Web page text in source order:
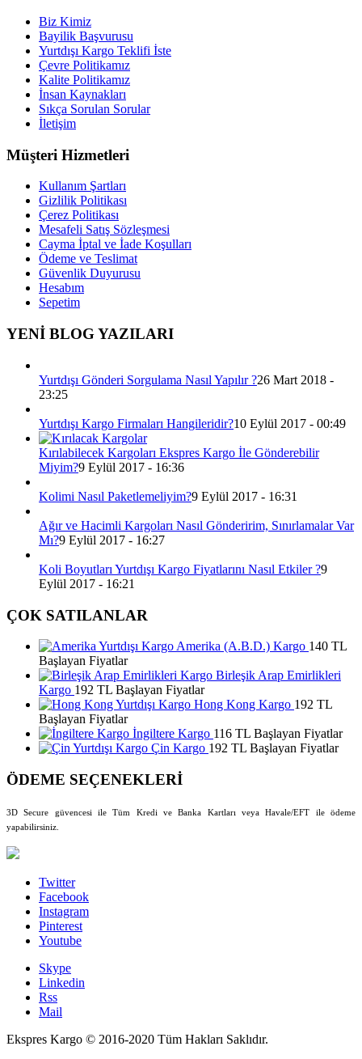
Biz Kimiz
Bayilik Başvurusu
Yurtdışı Kargo Teklifi İste
Çevre Politikamız
Kalite Politikamız
İnsan Kaynakları
Sıkça Sorulan Sorular
İletişim
Müşteri Hizmetleri
Kullanım Şartları
Gizlilik Politikası
Çerez Politikası
Mesafeli Satış Sözleşmesi
Cayma İptal ve İade Koşulları
Ödeme ve Teslimat
Güvenlik Duyurusu
Hesabım
Sepetim
YENİ BLOG YAZILARI
Yurtdışı Gönderi Sorgulama Nasıl Yapılır ?26 Mart 2018 -
23:25
Yurtdışı Kargo Firmaları Hangileridir?10 Eylül 2017 - 00:49
Kırılabilecek Kargoları Ekspres Kargo İle Gönderebilir
Miyim?9 Eylül 2017 - 16:36
Kolimi Nasıl Paketlemeliyim?9 Eylül 2017 - 16:31
Ağır ve Hacimli Kargoları Nasıl Gönderirim, Sınırlamalar Var
Mı?9 Eylül 2017 - 16:27
Koli Boyutları Yurtdışı Kargo Fiyatlarını Nasıl Etkiler ?9
Eylül 2017 - 16:21
ÇOK SATILANLAR
Amerika (A.B.D.) Kargo 140 TL
Başlayan Fiyatlar
Birleşik Arap Emirlikleri
Kargo 192 TL Başlayan Fiyatlar
Hong Kong Kargo 192 TL
Başlayan Fiyatlar
İngiltere Kargo 116 TL Başlayan Fiyatlar
Çin Kargo 192 TL Başlayan Fiyatlar
ÖDEME SEÇENEKLERİ
3D Secure güvencesi ile Tüm Kredi ve Banka Kartları veya Havale/EFT ile ödeme
yapabilirsiniz.
Twitter
Facebook
Instagram
Pinterest
Youtube
Skype
Linkedin
Rss
Mail
Ekspres Kargo © 2016-2020 Tüm Hakları Saklıdır.